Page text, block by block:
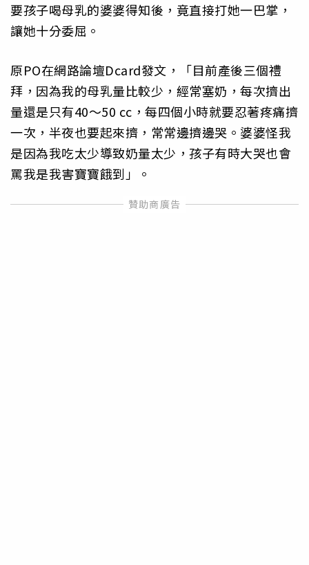
要孩子喝母乳的婆婆得知後，竟直接打她一巴掌，
讓她十分委屈。
原PO在網路論壇Dcard發文，「目前產後三個禮
拜，因為我的母乳量比較少，經常塞奶，每次擠出
量還是只有40～50 cc，每四個小時就要忍著疼痛擠
一次，半夜也要起來擠，常常邊擠邊哭。婆婆怪我
是因為我吃太少導致奶量太少，孩子有時大哭也會
罵我是我害寶寶餓到」。